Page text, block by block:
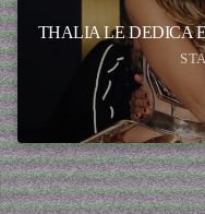
THALIA LE DEDICA